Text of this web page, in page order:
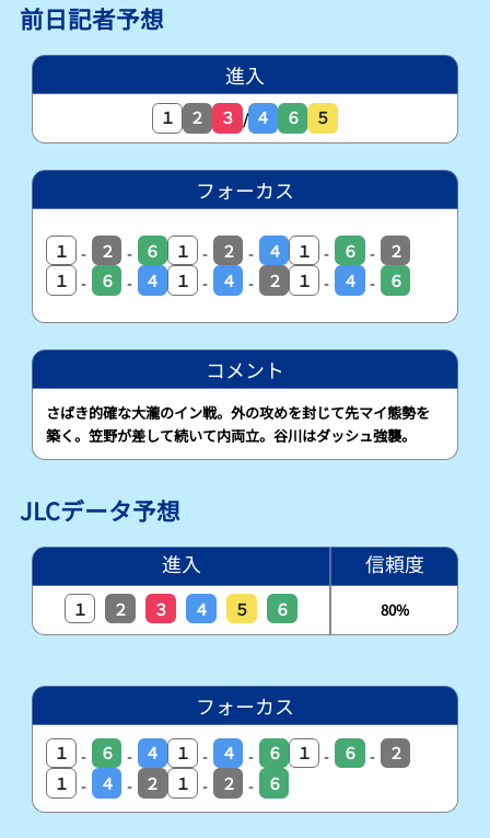
前日記者予想
進入
１ ２ ３ / ４ ６ ５
フォーカス
１ - ２ - ６ １ - ２ - ４ １ - ６ -
２
１
- ６ - ４ １ - ４ - ２ １ - ４ - ６
コメント
さばき的確な大瀧のイン戦。外の攻めを封じて先マイ態勢を
築く。笠野が差して続いて内両立。谷川はダッシュ強襲。
JLCデータ予想
進入 信頼度
１ ２ ３ ４ ５ ６ 80%
フォーカス
１ - ６ - ４ １ - ４ - ６ １ - ６ -
２
１
- ４ - ２ １ - ２ - ６